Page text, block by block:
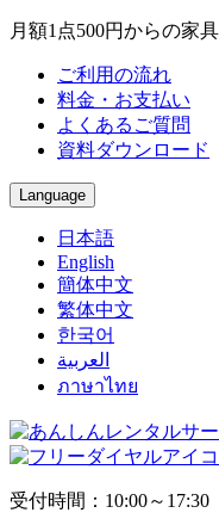
月額1点500円からの家
ご利用の流れ
料金・お支払い
よくあるご質問
資料ダウンロード
Language
日本語
English
簡体中文
繁体中文
한국어
العربية
ภาษาไทย
受付時間：10:00～17:30